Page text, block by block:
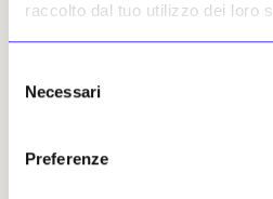
raccolto dal tuo utilizzo dei loro
delNecessari
Preferenze
spianate immense di cielo
sovversione delle vedute
visuale che enfatizza